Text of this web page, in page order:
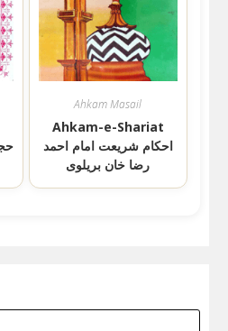
Ahkam Masail
Ahkam-e-Shariat
احکام شریعت امام احمد
رضا خان بریلوی